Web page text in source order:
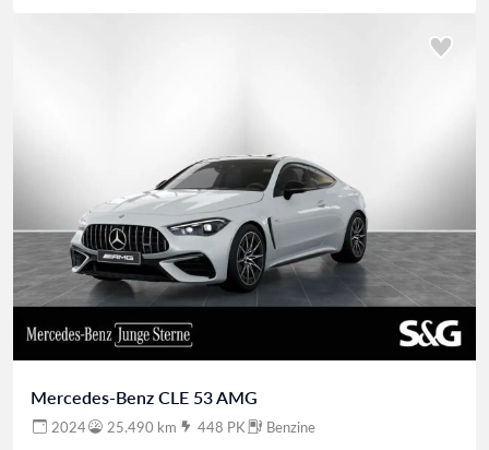
Mercedes-Benz CLE 53 AMG
2024 25.490 km 448 PK Benzine